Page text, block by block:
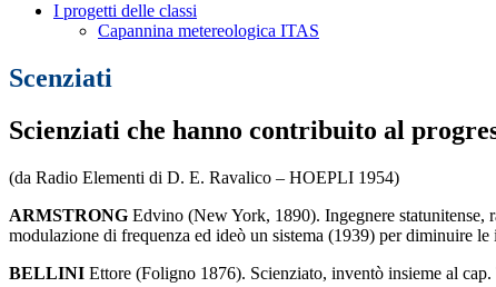
I progetti delle classi
Capannina metereologica ITAS
Scenziati
Scienziati che hanno contribuito al
(da Radio Elementi di D. E. Ravalico – HOEPLI 1954)
ARMSTRONG Edvino (New York, 1890). Ingegnere statunitense,
modulazione di frequenza ed ideò un sistema (1939) per diminuire le
BELLINI Ettore (Foligno 1876). Scienziato, inventò insieme al